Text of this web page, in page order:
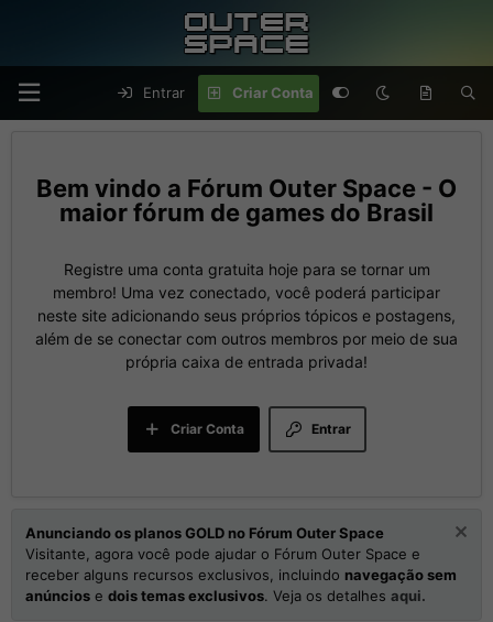
Entrar Criar Conta
Fórum Outer Space - O
maior fórum de games do Brasil
Registre uma conta gratuita hoje para se tornar um
membro! Uma vez conectado, você poderá participar
neste site adicionando seus próprios tópicos e postagens,
além de se conectar com outros membros por meio de sua
própria caixa de entrada privada!
Entrar
Criar Conta
Anunciando os planos GOLD no Fórum Outer Space
Visitante, agora você pode ajudar o Fórum Outer Space e
receber alguns recursos exclusivos, incluindo navegação sem
anúncios e dois temas exclusivos. Veja os detalhes aqui.